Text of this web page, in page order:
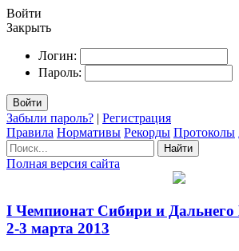
Войти
Закрыть
Логин:
Пароль:
Войти
Забыли пароль? | Регистрация
Правила Нормативы Рекорды Протоколы
Найти
Полная версия сайта
I Чемпионат Сибири и
2-3 марта 2013